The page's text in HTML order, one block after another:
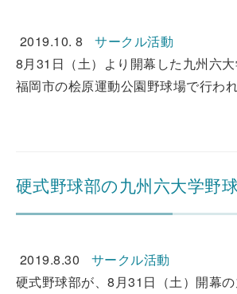
2019.10. 8
サークル活動
8月31日（土）より開幕した九州六
福岡市の桧原運動公園野球場で行わ
硬式野球部の九州六大学野
2019.8.30
サークル活動
硬式野球部が、8月31日（土）開幕